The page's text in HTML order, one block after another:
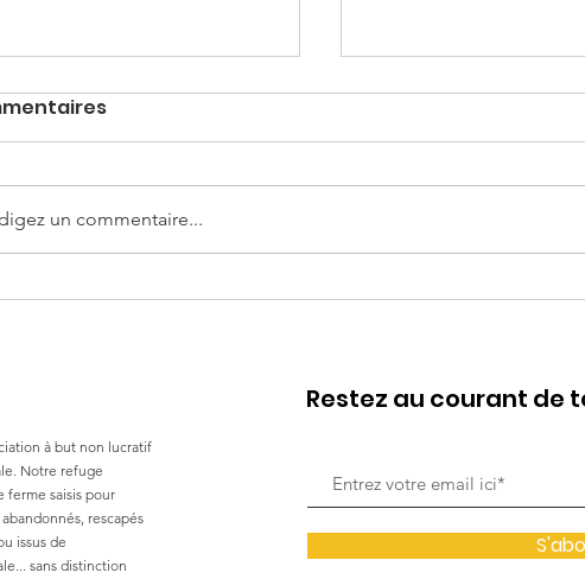
un commentaire...
à but non lucratif
Notre refuge
ferme saisis pour
rescapés
issus de
sans distinction
Restez au courant de